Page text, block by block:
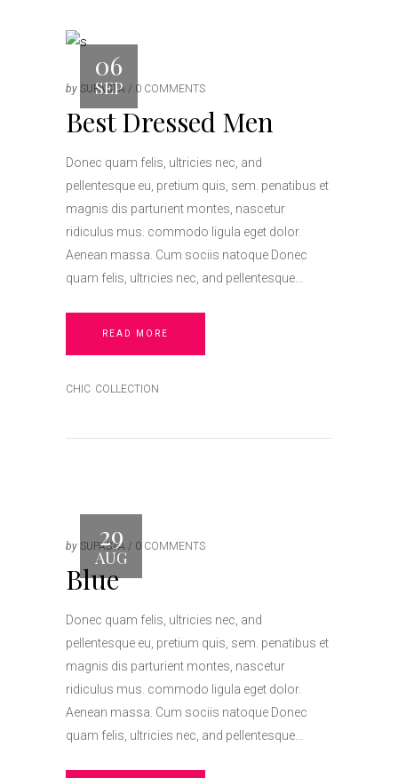
06
SEP
by SUPASTA 0 COMMENTS
Best Dressed Men
Donec quam felis, ultricies nec, and
pellentesque eu, pretium quis, sem. penatibus et
magnis dis parturient montes, nascetur
ridiculus mus. commodo ligula eget dolor.
Aenean massa. Cum sociis natoque Donec
quam felis, ultricies nec, and pellentesque
READ MORE
CHIC COLLECTION
29
AUG
by SUPASTA 0 COMMENTS
Blue
Donec quam felis, ultricies nec, and
pellentesque eu, pretium quis, sem. penatibus et
magnis dis parturient montes, nascetur
ridiculus mus. commodo ligula eget dolor.
Aenean massa. Cum sociis natoque Donec
quam felis, ultricies nec, and pellentesque